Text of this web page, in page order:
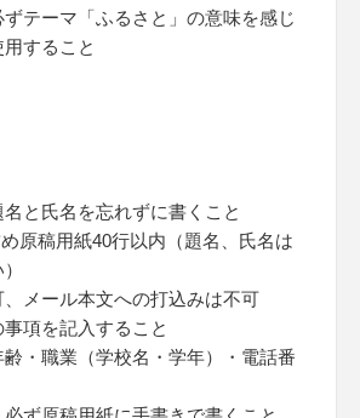
テーマ「ふるさと」の意味を感じ
すること
と氏名を忘れずに書くこと
原稿用紙40行以内（題名、氏名は
メール本文への打込みは不可
項を記入すること
・職業（学校名・学年）・電話番